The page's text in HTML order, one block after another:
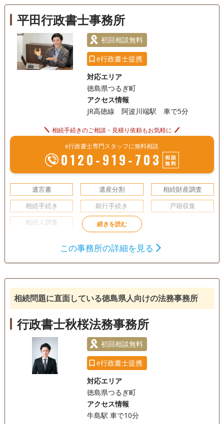
ごとにさまざま様々なケースがありますが、相談者と一緒に
考え、他の専門家に協力をいただきながら、課題解決を行っ
ております。 相続登記手続きの手順については、簡単にご説
明させていただきます。 相続税の申告が必要な方は、税理士
をご紹介させていただきます。 土地建物の手続きについて
も、土地家屋調査士として当職が対応可能です。 何か困りご
とがありましたら、ご連絡いただければ対応させていただき
電話相談可 訪問可 土日相談可 初回相談無料
18時以降相談可 オンライン面談可 事務所面談可
平田行政書士事務所
初回相談無料
e行政書士提携
対応エリア
徳島県つるぎ町
アクセス情報
JR高徳線 阿波川端駅 車で5分
相続手続きのご相談・見積り依頼もお気軽に
e行政書士専門スタッフに無料相談
0120-919-703
相談
無料
遺言書 遺産分割
相続財産調査
相続手続き
銀行手続き
戸籍収集
相続人調査
事務所面談可
この事務所の詳細を見る
相続問題に直面している徳島県人向けの法務事務所
行政書士秋桜法務事務所
初回相談無料
e行政書士提携
対応エリア
徳島県つるぎ町
アクセス情報
牛島駅 車で10分